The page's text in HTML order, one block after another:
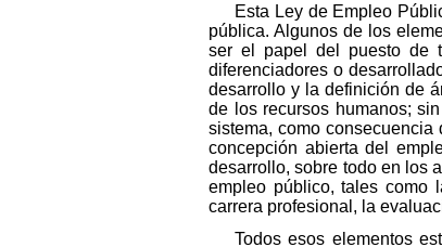
Esta Ley de Empleo
pública. Algunos de los
ser el papel del puesto de
diferenciadores o
desarrollo y la definición de
de los recursos humanos;
sistema, como
concepción abierta del
desarrollo, sobre todo en los
empleo público, tales como
carrera profesional, la
Todos esos elementos